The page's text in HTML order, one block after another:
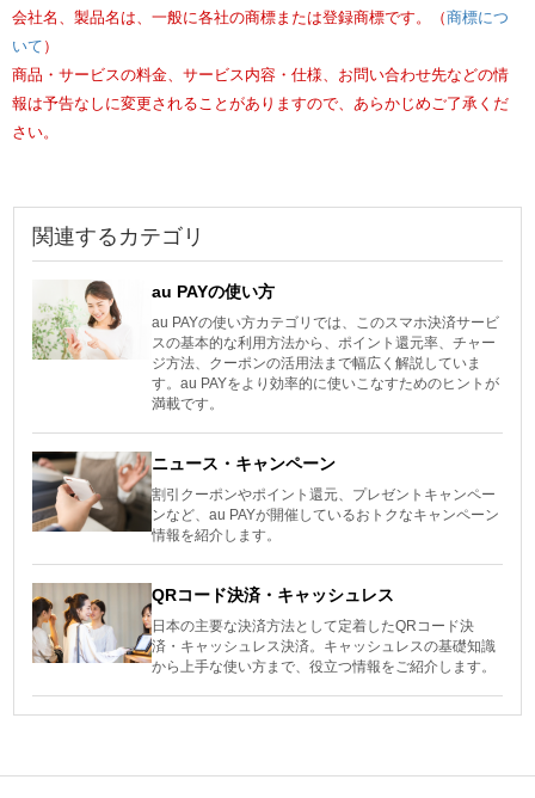
会社名、製品名は、一般に各社の商標または登録商標です。（ 商標につ
いて ）
商品・サービスの料金、サービス内容・仕様、お問い合わせ先などの情
報は予告なしに変更されることがありますので、あらかじめご了承くだ
さい。
関連するカテゴリ
au PAYの使い方
au PAYの使い方カテゴリでは、このスマホ決済サービ
スの基本的な利用方法から、ポイント還元率、チャー
ジ方法、クーポンの活用法まで幅広く解説していま
す。au PAYをより効率的に使いこなすためのヒントが
満載です。
ニュース・キャンペーン
割引クーポンやポイント還元、プレゼントキャンペー
ンなど、au PAYが開催しているおトクなキャンペーン
情報を紹介します。
QRコード決済・キャッシュレス
日本の主要な決済方法として定着したQRコード決
済・キャッシュレス決済。キャッシュレスの基礎知識
から上手な使い方まで、役立つ情報をご紹介します。